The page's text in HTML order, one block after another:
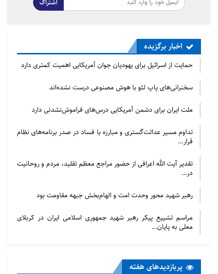
اشتراک
اخبار برگزیده
حمایت از اسرائیل برای یهودیان جوان آمریکایی اهمیت کمتری دارد
سخنرانی‌های پاپ لئو با هوش مصنوعی درست نشده‌اند
ملت ایران برای دشمن آمریکایی درس‌های فراموش‌نشدنی دارد
تداوم مسیر عدالت‌گستری و مبارزه با فساد در صدر برنامه‌های نظام
قرار…
تقدیر آیت الله اعرافی از حضور مراجع معظم تقلید، مردم و روحانیت
در…
رهبر شهید محور وحدت امت و الهام‌بخش جبهه مقاومت بود
مراسم تشییع پیکر رهبر شهید جمهوری اسلامی ایران در کربلای
معلی به پایان…
پربازدید‌های هفته